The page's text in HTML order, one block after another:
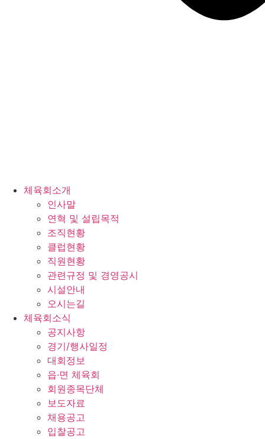
체육회소개
인사말
연혁 및 설립목적
조직현황
클럽현황
직원현황
관련규정 및 경영공시
시설안내
오시는길
체육회소식
공지사항
경기/행사일정
대회정보
읍·면 체육회
회원종목단체
보도자료
채용공고
입찰공고